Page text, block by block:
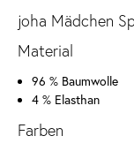
joha Mädchen
Material
96 % Baumwolle
4 % Elasthan
Farben